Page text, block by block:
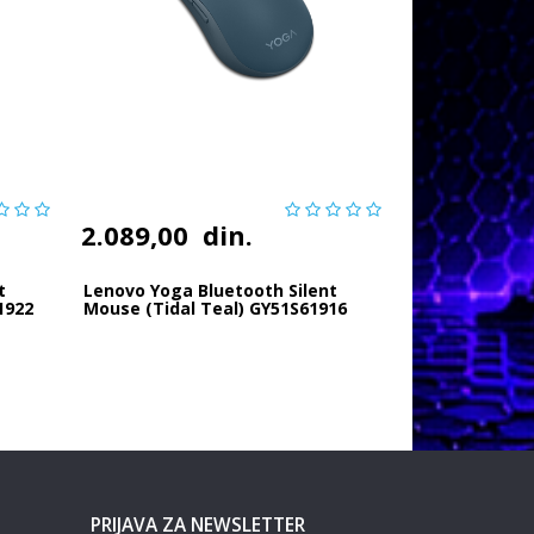
2.089,00 din.
Lenovo Yoga Bluetooth Silent
Mouse (Tidal Teal) GY51S61916
PRIJAVA ZA NEWSLETTER